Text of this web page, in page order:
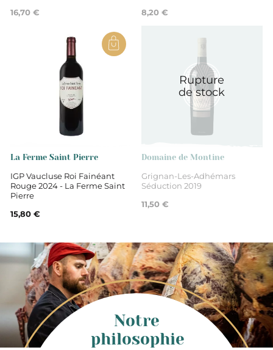
Syrah
Grenache
Fruité
Souple
75 cl
16,70 € 8,20 €
La Ferme Saint Pierre
IGP Vaucluse Roi Fainéant
Rouge 2024 - La Ferme Saint
Pierre
15,80 €
Rupture
de stock
Domaine de Montine
Grignan-Les-Adhémars
Séduction 2019
11,50 €
Notre
philosophie